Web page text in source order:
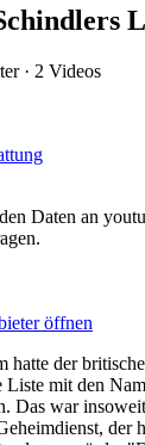
· 2 Videos
Daten an
öffnen
hatte der britische
Liste mit den
Das war
der